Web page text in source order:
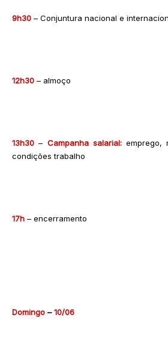
9h30 – Conjuntura nacional e
12h30 – almoço
13h30 – Campanha salarial:emprego,
condições trabalho
17h – encerramento
Domingo –10/06